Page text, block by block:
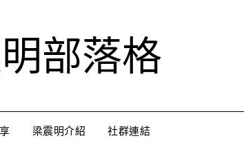
部落格
梁震明介紹 社群連結